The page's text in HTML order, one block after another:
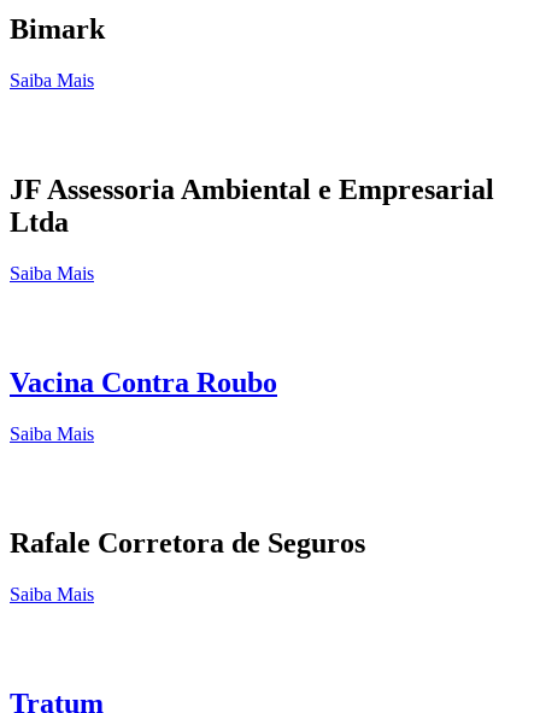
Bimark
Saiba Mais
JF Assessoria Ambiental e Empresarial
Ltda
Saiba Mais
Vacina Contra Roubo
Saiba Mais
Rafale Corretora de Seguros
Saiba Mais
Tratum